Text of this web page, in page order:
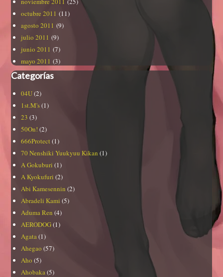
octubre 2011 (11)
agosto 2011 (9)
julio 2011 (9)
junio 2011 (7)
mayo 2011 (3)
Categorías
04U(2)
1st.M's(1)
23 (3)
50On! (2)
666Protect (1)
70 Nenshiki Yuukyuu Kikan (1)
A Gokuburi (1)
A Kyokufuri (2)
Abi Kamesennin (2)
Abradeli Kami (5)
Aduma Ren (4)
AERODOG(1)
Agata(1)
Ahegao (57)
Aho (5)
Ahobaka(5)